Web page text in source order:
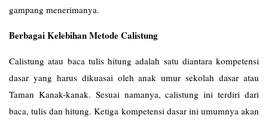
gampang menerimanya.
Berbagai Kelebihan Metode Calistung
Calistung atau baca tulis hitung adalah satu diantara kompetensi
dasar yang harus dikuasai oleh anak umur sekolah dasar atau
Taman Kanak-kanak. Sesuai namanya, calistung ini terdiri dari
baca, tulis dan hitung. Ketiga kompetensi dasar ini umumnya akan